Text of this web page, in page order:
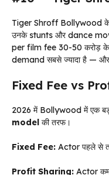
Tiger Shroff Bollywood
उनके stunts और dance
per film fee ₹30-50 करोड़
demand सबसे ज्यादा है —
Fixed Fee vs
2026 में Bollywood में एक
model की तरफ।
Fixed Fee: Actor पहले से
Profit Sharing: Actor